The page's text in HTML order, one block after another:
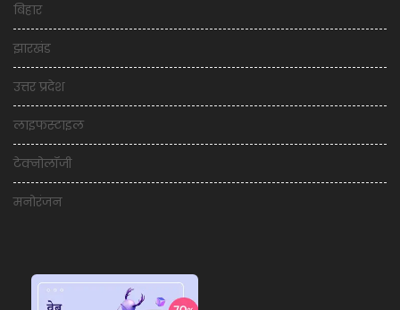
बिहार
झारखंड
उत्तर प्रदेश
लाइफस्टाइल
टेक्नोलॉजी
मनोरंजन